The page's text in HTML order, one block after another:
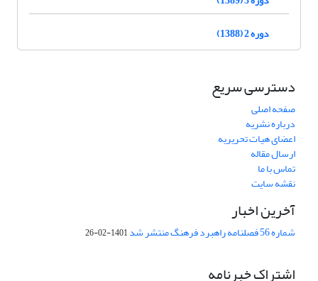
دوره 2 (1388)
دسترسی سریع
صفحه اصلی
درباره نشریه
اعضای هیات تحریریه
ارسال مقاله
تماس با ما
نقشه سایت
آخرین اخبار
شماره 56 فصلنامه راهبرد فرهنگ منتشر شد 1401-02-26
اشتراک خبرنامه